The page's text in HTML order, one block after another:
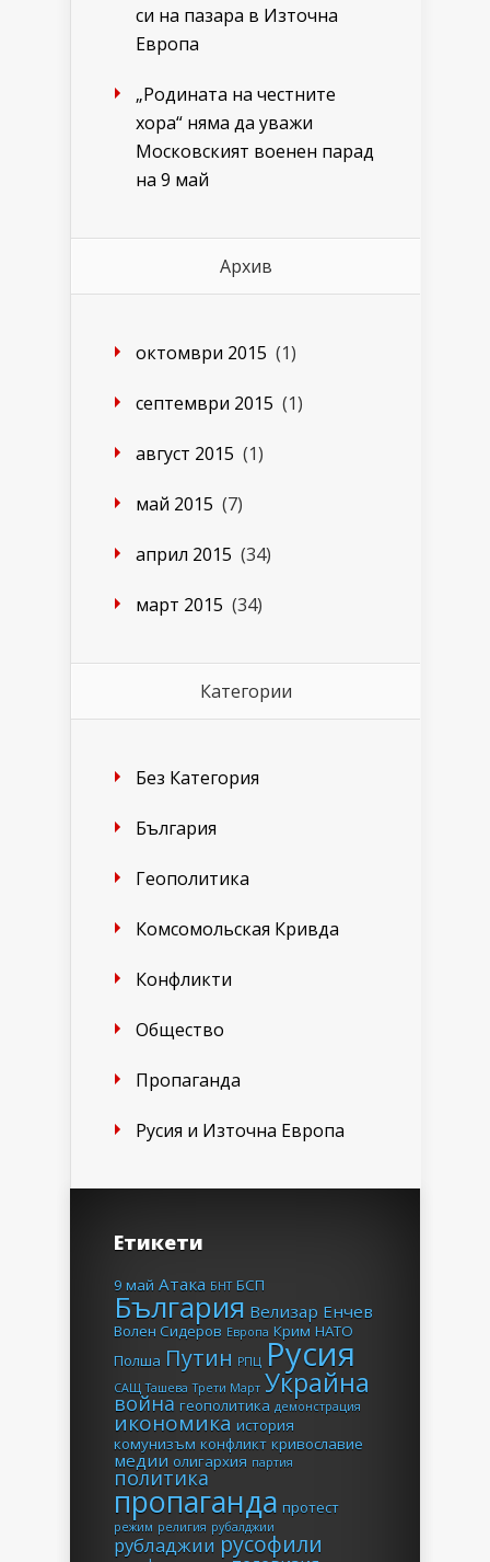
си на пазара в Източна
Европа
„Родината на честните
хора“ няма да уважи
Московският военен парад
на 9 май
Архив
октомври 2015 (1)
септември 2015 (1)
август 2015 (1)
май 2015 (7)
април 2015 (34)
март 2015 (34)
Категории
Без Категория
България
Геополитика
Комсомольская Кривда
Конфликти
Общество
Пропаганда
Русия и Източна Европа
Етикети
9 май Атака БНТ БСП
България Велизар Енчев
Волен Сидеров Европа Крим НАТО
Полша Путин РПЦ Русия
САЩ Ташева Трети Март Украйна
война геополитика демонстрация
икономика история
комунизъм конфликт кривославие
медии олигархия партия
политика
пропаганда протест
режим религия рубалджии
рубладжии русофили